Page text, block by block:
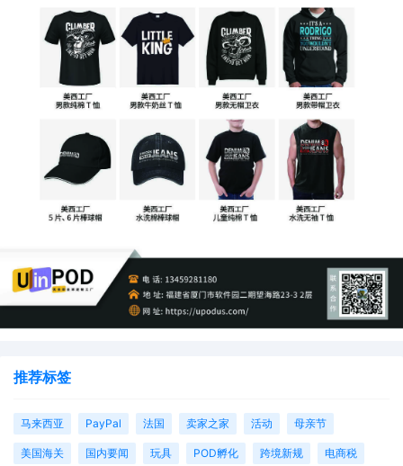
推荐标签
马来西亚 PayPal 法国 卖家之家 活动 母亲节
美国海关 国内要闻 玩具 POD孵化 跨境新规 电商税